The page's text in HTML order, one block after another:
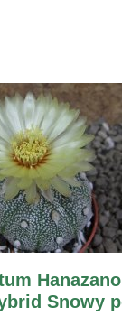
Hanazano
Snowy